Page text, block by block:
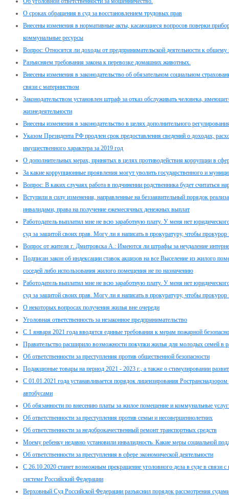
О сроках обращения в суд за восстановлением трудовых прав
Внесены изменения в нормативные акты, касающиеся вопросов поверки
коммунальные ресурсы
Вопрос: Относятся ли доходы от предпринимательской деятельности к
Разъясняем требования закона к перевозке домашних животных.
Внесены изменения в законодательство об обязательном социальном
связи с материнством
Законодательством установлен штраф за отказ обслуживать человека,
жизнедеятельности
Внесены изменения в законодательство в целях дополнительного
Указом Президента РФ продлен срок предоставления сведений о доходах,
имущественного характера за 2019 год
О дополнительных мерах, принятых в целях противодействия коррупции в
За какие коррупционные проявления могут уволить государственного и
Вопрос: В каких случаях работа в подчинении родственника будет считаться
Вступили в силу изменения, направленные на беззаявительный порядок
инвалидами, права на получение ежемесячных денежных выплат
Работодатель выплатил мне не всю заработную плату. У меня нет
суд за защитой своих прав. Могу ли я написать в прокуратуру, чтобы прокурор
Вопрос от жителя г. Дмитровска А.: Имеются ли штрафы за неудаление
Подписан закон об индексации ставок акцизов на все Выселение из жилого
соседей либо использования жилого помещения не по назначению
Работодатель выплатил мне не всю заработную плату. У меня нет
суд за защитой своих прав. Могу ли я написать в прокуратуру, чтобы прокурор
О некоторых вопросах получения жилья вне очереди
Уголовная ответственность за незаконное предпринимательство
С 1 января 2021 года вводятся единые требования к мерам пожарной
Правительство расширило возможности покупки жилья для молодых семей в
Об ответственности за преступления против общественной безопасности
Подакцизные товары на период 2021 - 2023 г., а также о стимулировании
С 01.01.2021 года устанавливается порядок лицензирования
автобусами
Об обязанности по внесению платы за жилое помещение и коммунальные
Об ответственности за преступления против семьи и несовершеннолетних
Об ответственности за недоброкачественный ремонт транспортных средств
Моему ребенку недавно установили инвалидность. Какие меры социальной
Об ответственности за преступления в сфере экономической деятельности
С 26.10.2020 станет возможным прекращение уголовного дела в суде в связи
системе Российский Федерации
Верховный Суд Российской Федерации разъяснил порядок рассмотрения